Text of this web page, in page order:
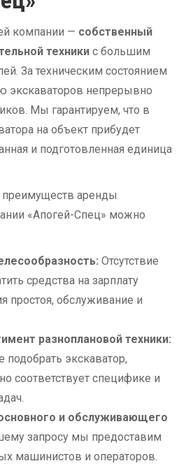
компании — собственный
техники с большим
За техническим состоянием
экскаваторов непрерывно
Мы гарантируем, что в
на объект прибудет
и подготовленная единица
преимуществ аренды
«Апогей-Спец» можно
Отсутствие
средства на зарплату
простоя, обслуживание и
разноплановой техники:
экскаватор,
соответствует специфике и
и обслуживающего
запросу мы предоставим
машинистов и операторов.